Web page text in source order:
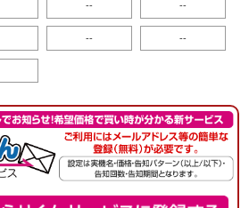
-- --
-- --